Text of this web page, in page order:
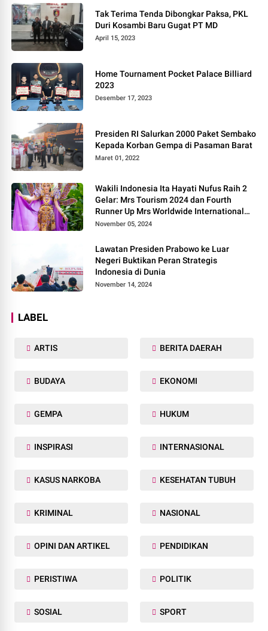
Tak Terima Tenda Dibongkar Paksa, PKL
Duri Kosambi Baru Gugat PT MD
April 15, 2023
Home Tournament Pocket Palace Billiard
2023
Desember 17, 2023
Presiden RI Salurkan 2000 Paket Sembako
Kepada Korban Gempa di Pasaman Barat
Maret 01, 2022
Wakili Indonesia Ita Hayati Nufus Raih 2
Gelar: Mrs Tourism 2024 dan Fourth
Runner Up Mrs Worldwide International
2024, di Pemilihan Mrs Worldwide 2024
November 05, 2024
Lawatan Presiden Prabowo ke Luar
Negeri Buktikan Peran Strategis
Indonesia di Dunia
November 14, 2024
LABEL
ARTIS BERITA DAERAH
BUDAYA EKONOMI
GEMPA HUKUM
INSPIRASI INTERNASIONAL
KASUS NARKOBA KESEHATAN TUBUH
KRIMINAL NASIONAL
OPINI DAN ARTIKEL PENDIDIKAN
PERISTIWA POLITIK
SOSIAL SPORT